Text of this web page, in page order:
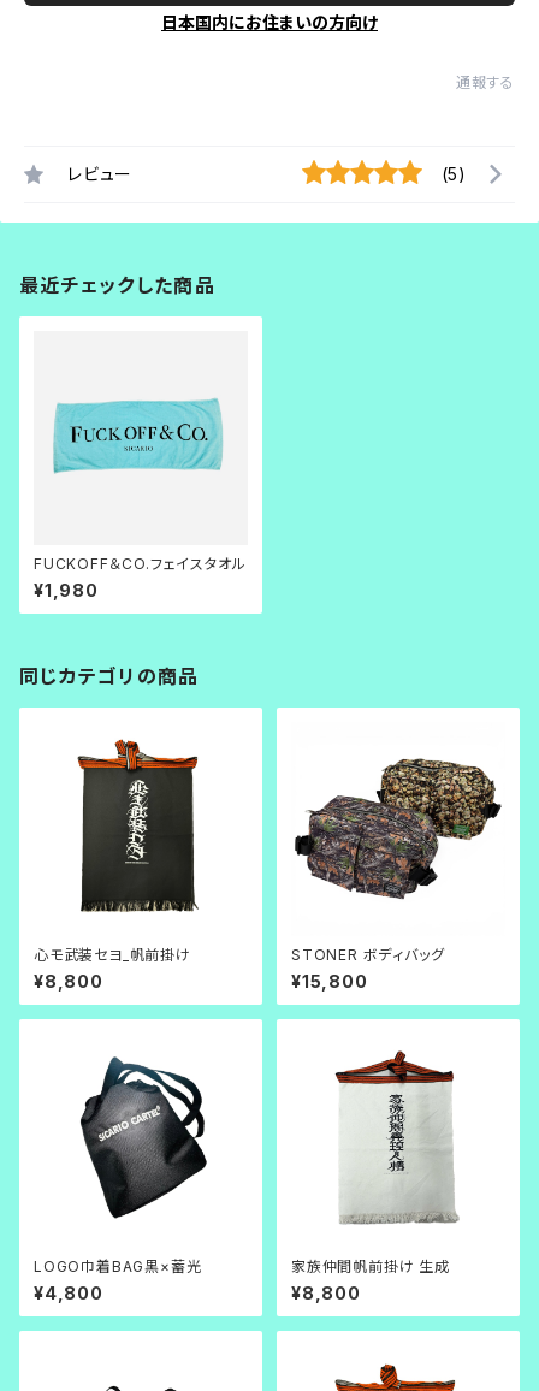
日本国内にお住まいの方向け
通報する
レビュー (5)
最近チェックした商品
FUCKOFF＆CO.フェイスタオル
¥1,980
同じカテゴリの商品
心モ武装セヨ_帆前掛け
¥8,800
STONER ボディバッグ
¥15,800
LOGO巾着BAG黒×蓄光
¥4,800
家族仲間帆前掛け 生成
¥8,800